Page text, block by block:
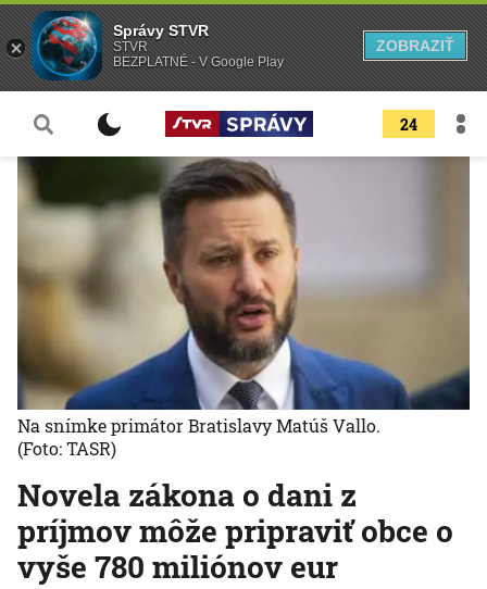
24
Novela zákona o dani z
príjmov môže pripraviť obce o
vyše 780 miliónov eur
Na snímke primátor Bratislavy Matúš Vallo.
(Foto: TASR)
Správy STVR
STVR
BEZPLATNÉ - V Google Play
ZOBRAZIŤ